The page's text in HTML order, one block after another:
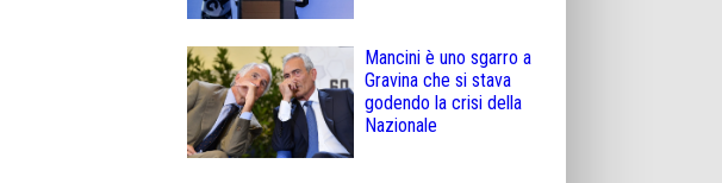
Mancini è uno sgarro a
Gravina che si stava
godendo la crisi della
Nazionale